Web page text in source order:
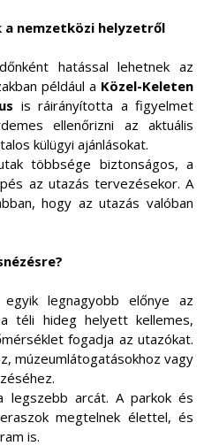
nemzetközi helyzetről
hatással lehetnek az
például a Közel-Keleten
is ráirányította a figyelmet
ellenőrizni az aktuális
külügyi ajánlásokat.
többsége biztonságos, a
az utazás tervezésekor. A
hogy az utazás valóban
legnagyobb előnye az
téli hideg helyett kellemes,
fogadja az utazókat.
múzeumlátogatásokhoz vagy
legszebb arcát. A parkok és
megtelnek élettel, és
is.